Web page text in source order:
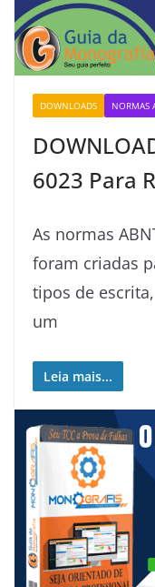
DOWNLOADS NORMAS
6023 Para
As normas
foram criadas
tipos de
um
Leia mais...